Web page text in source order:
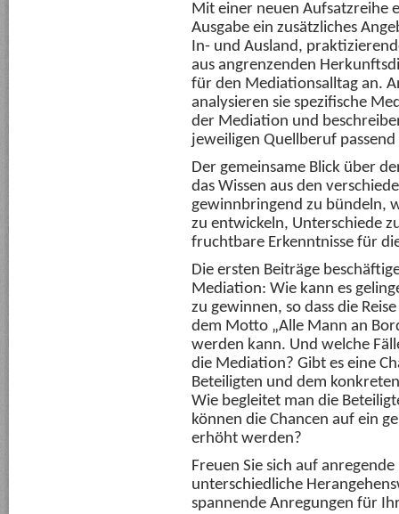
Mit einer neuen Aufsatzreihe
Ausgabe ein zusätzliches
In- und Ausland,
aus angrenzenden
für den Mediationsalltag an.
analysieren sie spezifische
der Mediation und
jeweiligen Quellberuf
Der gemeinsame Blick über
das Wissen aus den
gewinnbringend zu bündeln,
zu entwickeln, Unterschiede
fruchtbare Erkenntnisse für
Die ersten Beiträge
Mediation: Wie kann es
zu gewinnen, so dass die
dem Motto „Alle Mann an
werden kann. Und welche
die Mediation? Gibt es eine
Beteiligten und dem
Wie begleitet man die
können die Chancen auf ein
erhöht werden?
Freuen Sie sich auf
unterschiedliche
spannende Anregungen für